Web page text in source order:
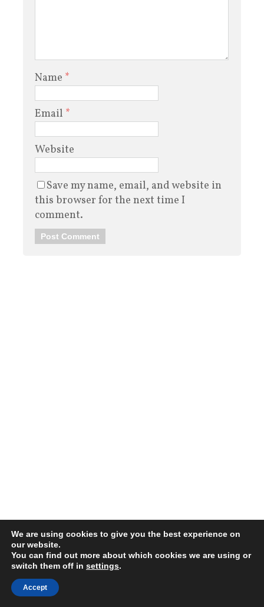
Name *
Email *
Website
Save my name, email, and website in
this browser for the next time I
comment.
We are using cookies to give you the best experience on
our website.
You can find out more about which cookies we are using or
switch them off in settings.
Accept